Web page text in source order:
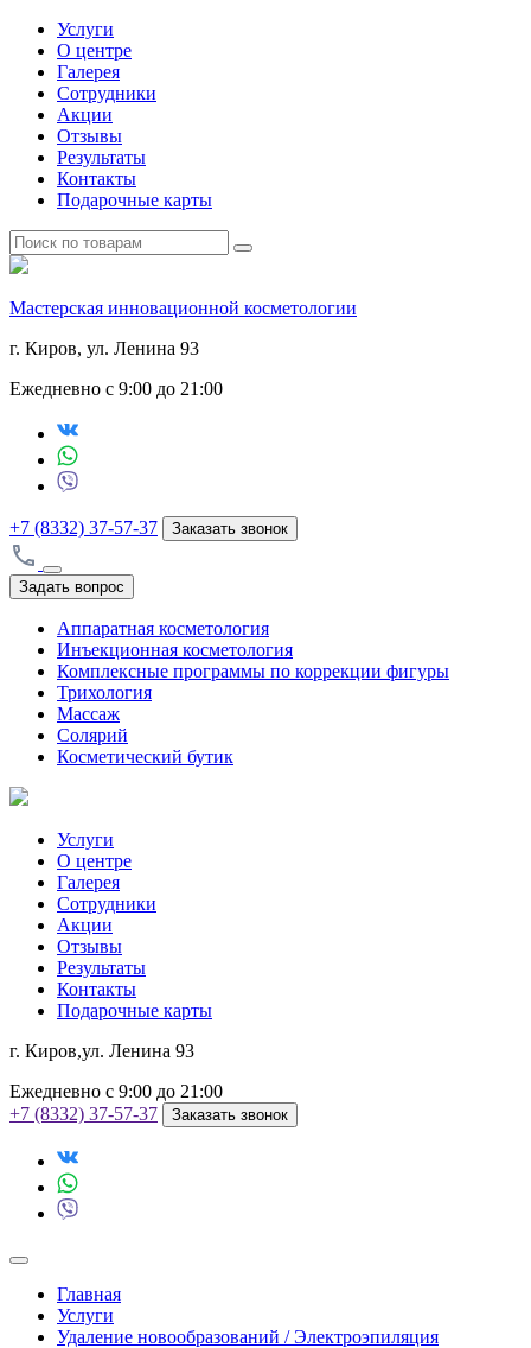
Услуги
О центре
Галерея
Сотрудники
Акции
Отзывы
Результаты
Контакты
Подарочные карты
Мастерская инновационной косметологии
г. Киров, ул. Ленина 93
Ежедневно с 9:00 до 21:00
+7 (8332) 37-57-37 Заказать звонок
Задать вопрос
Аппаратная косметология
Инъекционная косметология
Комплексные программы по коррекции фигуры
Трихология
Массаж
Солярий
Косметический бутик
Услуги
О центре
Галерея
Сотрудники
Акции
Отзывы
Результаты
Контакты
Подарочные карты
г. Киров,ул. Ленина 93
Ежедневно с 9:00 до 21:00
+7 (8332) 37-57-37
Заказать звонок
Главная
Услуги
Удаление новообразований / Электроэпиляция